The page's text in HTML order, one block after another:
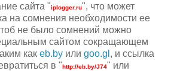
сайта "iplogger.ru", что может
на сомнения необходимости ее
не было сомнений можно
сайтом сокращающем
как eb.by или goo.gl , и ссылка
в "http://eb.by/J74" или